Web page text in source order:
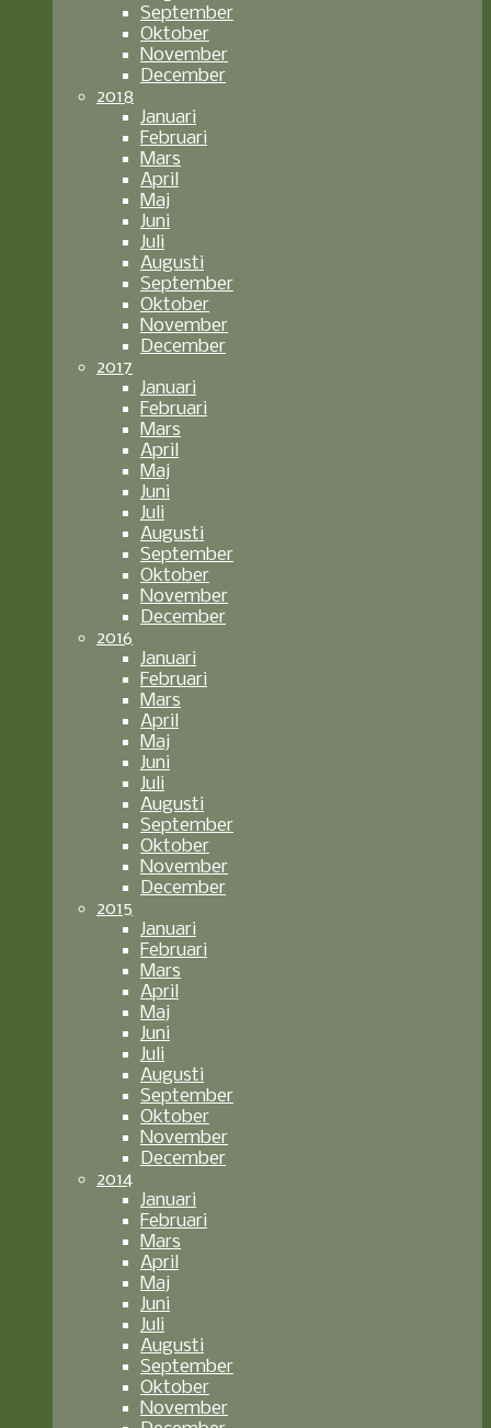
September
Oktober
November
December
2018
Januari
Februari
Mars
April
Maj
Juni
Juli
Augusti
September
Oktober
November
December
2017
Januari
Februari
Mars
April
Maj
Juni
Juli
Augusti
September
Oktober
November
December
2016
Januari
Februari
Mars
April
Maj
Juni
Juli
Augusti
September
Oktober
November
December
2015
Januari
Februari
Mars
April
Maj
Juni
Juli
Augusti
September
Oktober
November
December
2014
Januari
Februari
Mars
April
Maj
Juni
Juli
Augusti
September
Oktober
November